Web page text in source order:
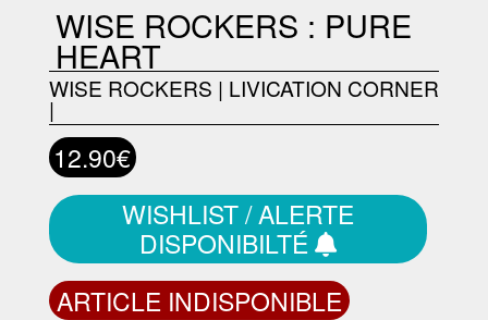
WISE ROCKERS : PURE
HEART
WISE ROCKERS | LIVICATION CORNER
|
12.90€
WISHLIST / ALERTE
DISPONIBILTÉ
ARTICLE INDISPONIBLE